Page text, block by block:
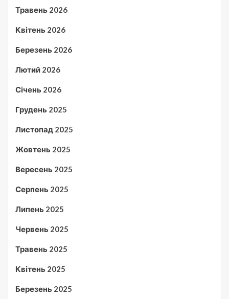
Травень 2026
Квітень 2026
Березень 2026
Лютий 2026
Січень 2026
Грудень 2025
Листопад 2025
Жовтень 2025
Вересень 2025
Серпень 2025
Липень 2025
Червень 2025
Травень 2025
Квітень 2025
Березень 2025